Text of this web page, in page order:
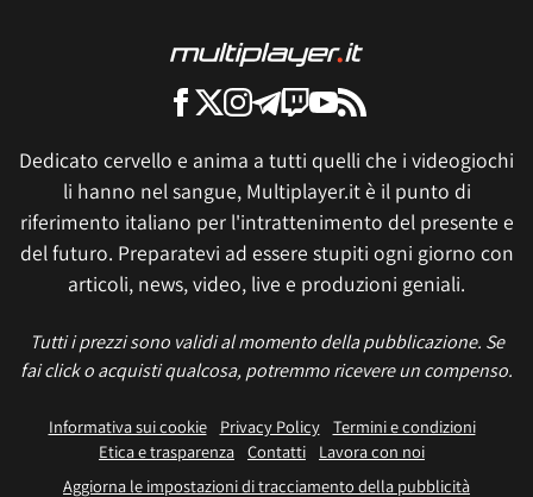
Dedicato cervello e anima a tutti quelli che i videogiochi
li hanno nel sangue, Multiplayer.it è il punto di
riferimento italiano per l'intrattenimento del presente e
del futuro. Preparatevi ad essere stupiti ogni giorno con
articoli, news, video, live e produzioni geniali.
Tutti i prezzi sono validi al momento della pubblicazione. Se
fai click o acquisti qualcosa, potremmo ricevere un compenso.
Informativa sui cookie Privacy Policy
Termini e condizioni
Etica e trasparenza Contatti
Lavora con noi
Aggiorna le impostazioni di tracciamento della pubblicità